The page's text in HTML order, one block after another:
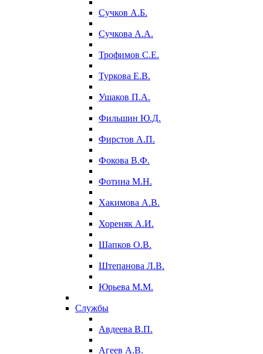
Сучков А.Б.
Сучкова А.А.
Трофимов С.Е.
Туркова Е.В.
Ушаков П.А.
Фильшин Ю.Д.
Фирстов А.П.
Фокова В.Ф.
Фотина М.Н.
Хакимова А.В.
Хореняк А.И.
Шапков О.В.
Штепанова Л.В.
Юрьева М.М.
Службы
Авдеева В.П.
Агеев А.В.